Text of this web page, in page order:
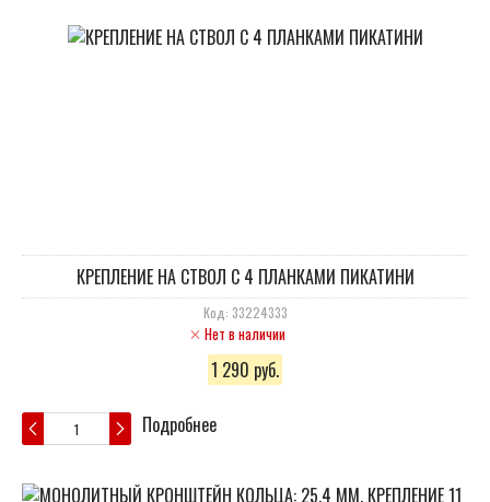
КРЕПЛЕНИЕ НА СТВОЛ С 4 ПЛАНКАМИ ПИКАТИНИ
Код: 33224333
Нет в наличии
1 290 руб.
Подробнее